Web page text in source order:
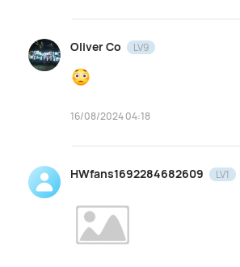
Oliver Co LV9
16/08/2024 04:18
HWfans1692284682609 LV1